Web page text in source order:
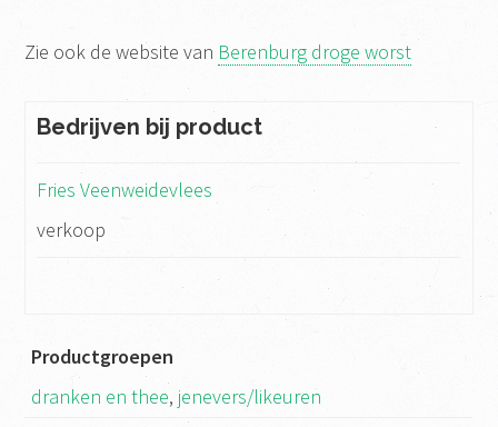
streekproducten
Zie ook de website van Berenburg droge worst
Bedrijven bij product
Fries Veenweidevlees
verkoop
Productgroepen
dranken en thee, jenevers/likeuren